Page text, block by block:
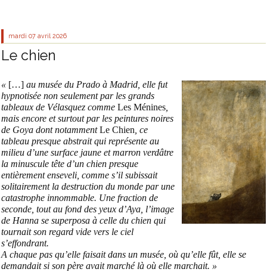
mardi 07 avril 2026
Le chien
« […] au musée du Prado à Madrid, elle fut
hypnotisée non seulement par les grands
tableaux de Vélasquez comme Les Ménines
mais encore et surtout par les peintures noires
de Goya dont notammentLe Chien , ce
tableau presque abstrait qui représente au
milieu d’une surface jaune et marron verdâtre
la minuscule tête d’un chien presque
entièrement enseveli, comme s’il subissait
solitairement la destruction du monde par une
catastrophe innommable. Une fraction de
seconde, tout au fond des yeux d’Aya, l’image
de Hanna se superposa à celle du chien qui
tournait son regard vide vers le ciel
s’effondrant.
A chaque pas qu’elle faisait dans un musée, où qu’elle fût, elle se
demandait si son père avait marché là où elle marchait. »